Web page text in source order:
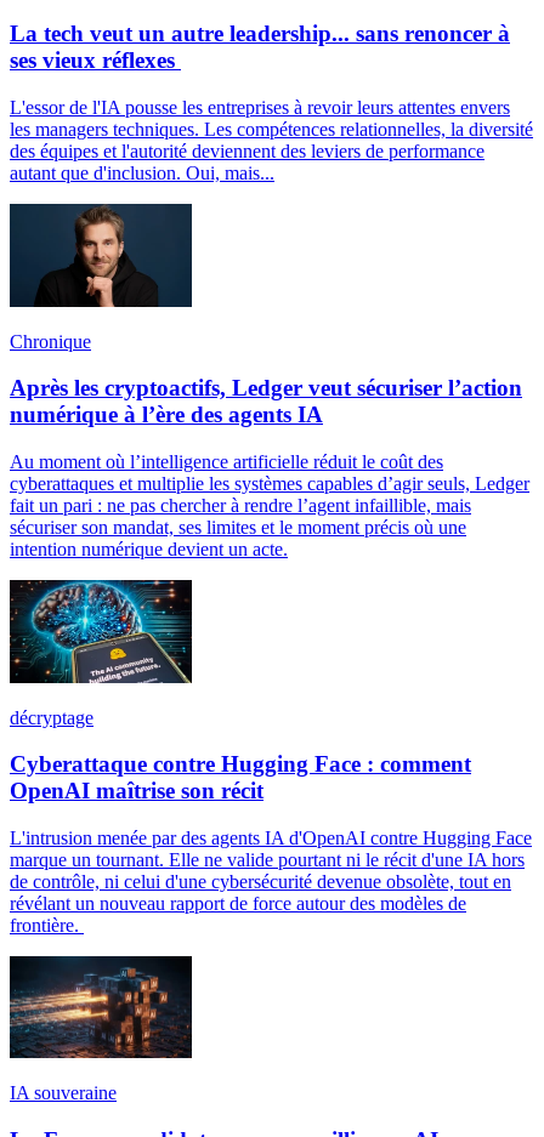
La tech veut un autre leadership... sans renoncer à
ses vieux réflexes
L'essor de l'IA pousse les entreprises à revoir leurs attentes envers
les managers techniques. Les compétences relationnelles, la diversité
des équipes et l'autorité deviennent des leviers de performance
autant que d'inclusion. Oui, mais...
Chronique
Après les cryptoactifs, Ledger veut sécuriser l’action
numérique à l’ère des agents IA
Au moment où l’intelligence artificielle réduit le coût des
cyberattaques et multiplie les systèmes capables d’agir seuls, Ledger
fait un pari : ne pas chercher à rendre l’agent infaillible, mais
sécuriser son mandat, ses limites et le moment précis où une
intention numérique devient un acte.
décryptage
Cyberattaque contre Hugging Face : comment
OpenAI maîtrise son récit
L'intrusion menée par des agents IA d'OpenAI contre Hugging Face
marque un tournant. Elle ne valide pourtant ni le récit d'une IA hors
de contrôle, ni celui d'une cybersécurité devenue obsolète, tout en
révélant un nouveau rapport de force autour des modèles de
frontière.
IA souveraine